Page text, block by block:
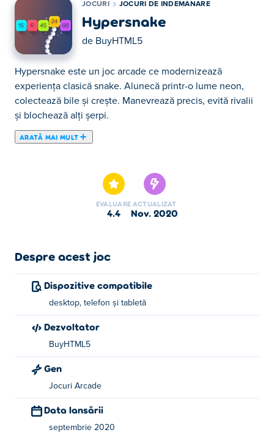
JOCURI JOCURI DE INDEMANARE
Hypersnake
de BuyHTML5
Hypersnake este un joc arcade ce modernizează
experiența clasică snake. Alunecă printr-o lume neon,
colectează bile și crește. Manevrează precis, evită rivalii
și blochează alți șerpi.
ARATĂ MAI MULT
EVALUARE
4.4
ACTUALIZAT
nov. 2020
Despre acest joc
Dispozitive compatibile
desktop, telefon și tabletă
Dezvoltator
BuyHTML5
Gen
Jocuri Arcade
Data lansării
septembrie 2020